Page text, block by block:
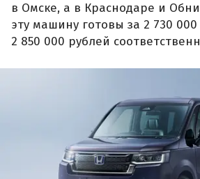
в Омске, а в Краснодаре и
эту машину готовы за 2 730 000
2 850 000 рублей